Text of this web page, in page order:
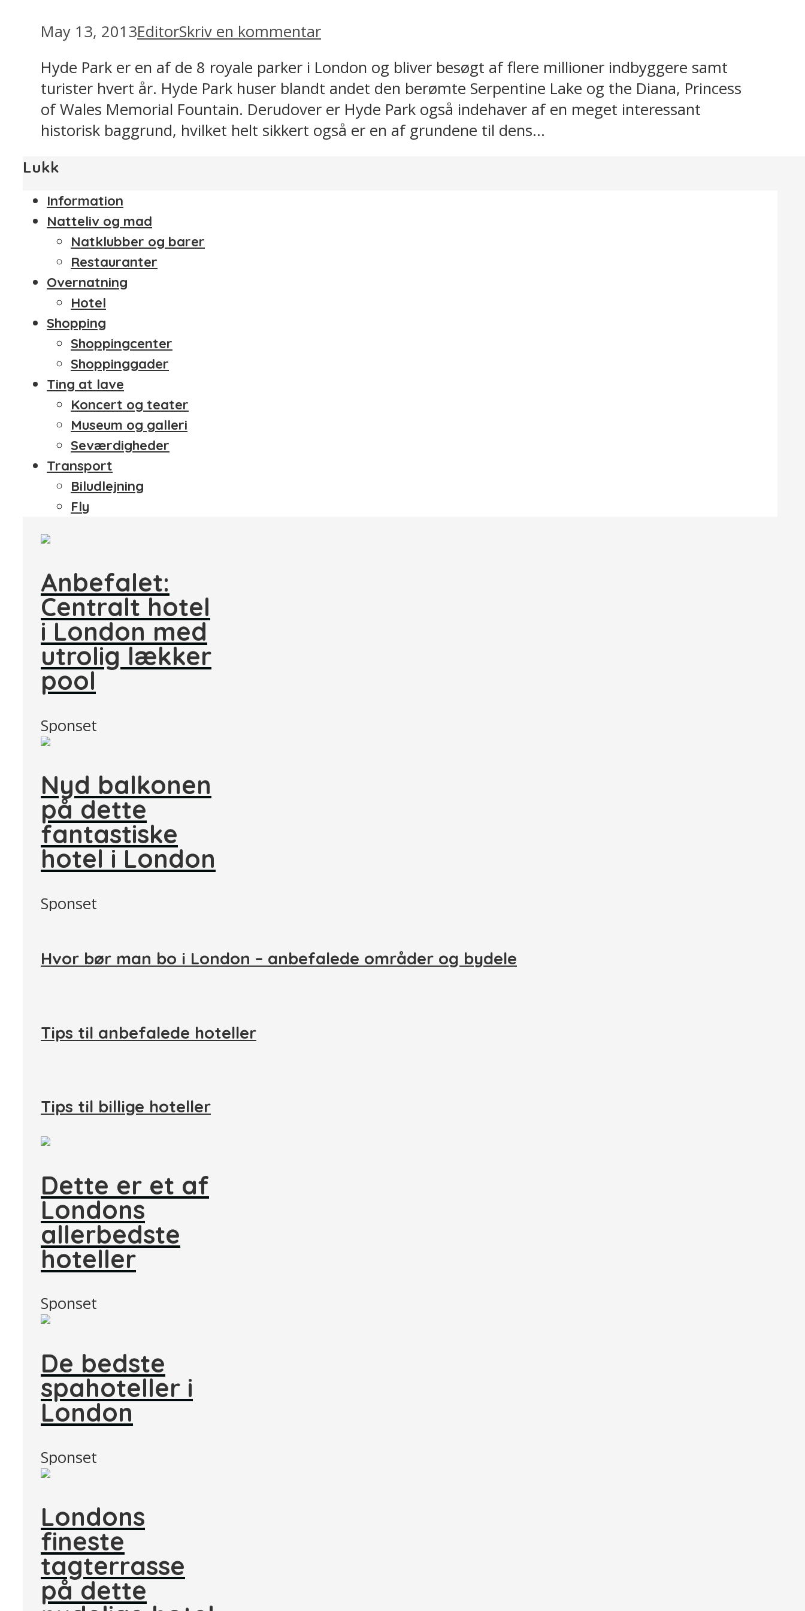
May 13, 2013EditorSkriv en kommentar
Hyde Park er en af de 8 royale parker i London og bliver besøgt af flere millioner indbyggere samt
turister hvert år. Hyde Park huser blandt andet den berømte Serpentine Lake og the Diana, Princess
of Wales Memorial Fountain. Derudover er Hyde Park også indehaver af en meget interessant
historisk baggrund, hvilket helt sikkert også er en af grundene til dens...
Lukk
Information
Natteliv og mad
Natklubber og barer
Restauranter
Overnatning
Hotel
Shopping
Shoppingcenter
Shoppinggader
Ting at lave
Koncert og teater
Museum og galleri
Seværdigheder
Transport
Biludlejning
Fly
Anbefalet:
Centralt hotel
i London med
utrolig lækker
pool
Sponset
Nyd balkonen
på dette
fantastiske
hotel i London
Sponset
Hvor bør man bo i London – anbefalede områder og bydele
Tips til anbefalede hoteller
Tips til billige hoteller
Dette er et af
Londons
allerbedste
hoteller
Sponset
De bedste
spahoteller i
London
Sponset
Londons
fineste
tagterrasse
på dette